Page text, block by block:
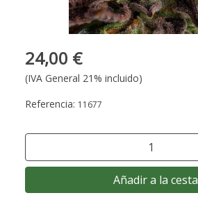
24,00 €
(IVA General 21% incluido)
Referencia: 11677
Añadir a la cesta